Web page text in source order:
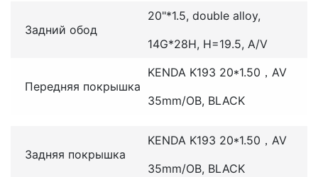
Задний обод
20"*1.5, double alloy,
14G*28H, H=19.5, A/V
Передняя покрышка
KENDA K193 20*1.50，AV
35mm/OB, BLACK
Задняя покрышка
KENDA K193 20*1.50，AV
35mm/OB, BLACK